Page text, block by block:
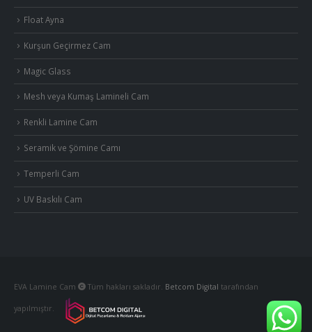
Float Ayna
Kurşun Geçirmez Cam
Magic Glass
Mesh veya Kumaş Lamineli Cam
Renkli Lamine Cam
Seramik ve Şömine Camı
Temperli Cam
UV Baskılı Cam
EVA Lamine Cam Tüm hakları sakladır. Betcom Digital tarafından
yapılmıştır.